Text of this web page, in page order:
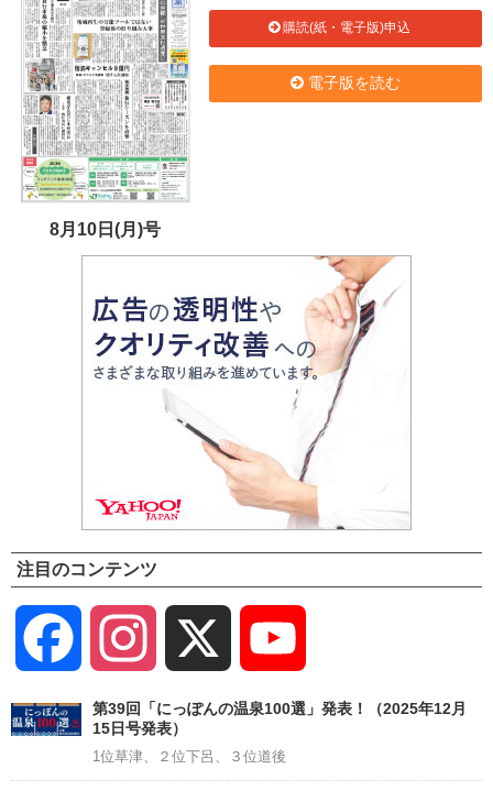
8月10日(月)号
購読(紙・電子版)申込
電子版を読む
注目のコンテンツ
Facebook Instagram
Channel
第39回「にっぽんの温泉100選」発表！（2025年12月
15日号発表）
1位草津、２位下呂、３位道後